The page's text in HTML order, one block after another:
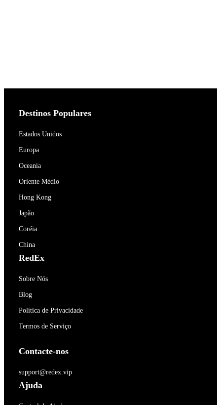
Destinos Populares
Estados Unidos
Europa
Oceania
Oriente Médio
Hong Kong
Japão
Coréia
China
RedEx
Sobre Nós
Blog
Política de Privacidade
Termos de Serviço
Contacte-nos
support@redex.vip
Ajuda